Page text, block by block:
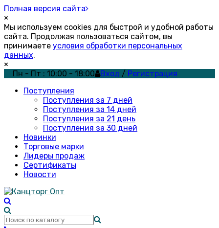
Полная версия сайта
×
Мы используем cookies для быстрой и удобной работы
сайта. Продолжая пользоваться сайтом, вы
принимаете условия обработки персональных
данных.
×
Пн - Пт : 10:00 - 18:00
Вход / Регистрация
Поступления
Поступления за 7 дней
Поступления за 14 дней
Поступления за 21 день
Поступления за 30 дней
Новинки
Торговые марки
Лидеры продаж
Сертификаты
Новости